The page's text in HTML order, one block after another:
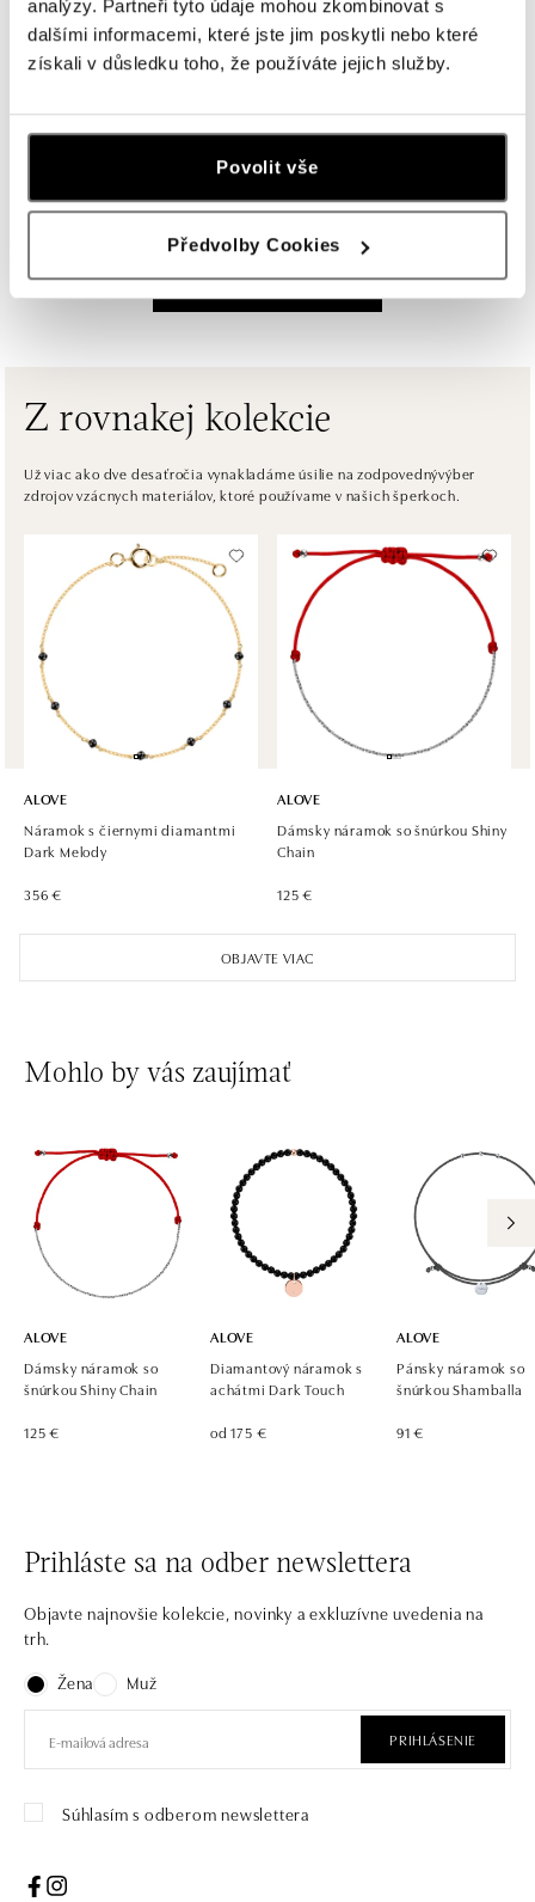
analýzy. Partneři tyto údaje mohou zkombinovat s
dalšími informacemi, které jste jim poskytli nebo které
získali v důsledku toho, že používáte jejich služby.
Povolit vše
Předvolby Cookies
Einsteinova 18, 851 01 Bratislava
tel.: +421 917 090 891
Pařížská 7, 110 00 Praha 1
tel.: +420724986111
HALADA Na Příkopě, Praha
HALADA Česká, Brno
Česká 23, 602 00 Brno
tel.: +420602443261
HALADA OC Avion, Ostrava
Rudná 3114/114, 700 30 Ostrava-Zábřeh
dnes otvorené do 21:00
ZOBRAZIŤ VŠETKY BUTIKY
Z rovnakej kolekcie
Už viac ako dve desaťročia vynakladáme úsilie na zodpovednývýber
zdrojov vzácnych materiálov, ktoré používame v našich šperkoch.
OBJAVTE VIAC
ALOVE
Náramok s čiernymi diamantmi
Dark Melody
356 €
ALOVE
Dámsky náramok so šnúrkou Shiny
Chain
125 €
Mohlo by vás zaujímať
ALOVE
Dámsky náramok so
šnúrkou Shiny Chain
125 €
ALOVE
Diamantový náramok s
achátmi Dark Touch
od 175 €
ALOVE
Pánsky náramok so
šnúrkou Shamballa
91 €
Prihláste sa na odber newslettera
Objavte najnovšie kolekcie, novinky a exkluzívne uvedenia na
trh.
Žena
Muž
PRIHLÁSENIE
Súhlasím s odberom newslettera